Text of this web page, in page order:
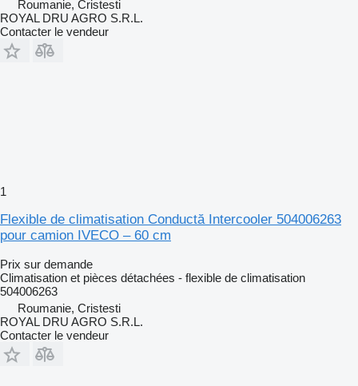
Roumanie, Cristesti
ROYAL DRU AGRO S.R.L.
Contacter le vendeur
1
Flexible de climatisation Conductă Intercooler 504006263
pour camion IVECO – 60 cm
Prix sur demande
Climatisation et pièces détachées - flexible de climatisation
504006263
Roumanie, Cristesti
ROYAL DRU AGRO S.R.L.
Contacter le vendeur